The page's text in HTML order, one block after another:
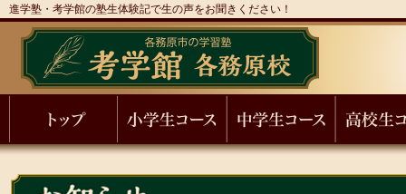
進学塾・考学館の塾生体験記で生の声をお聞きください！